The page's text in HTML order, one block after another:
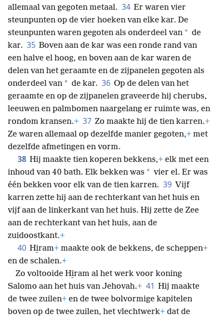
allemaal van gegoten metaal. 34 Er waren vier
steunpunten op de vier hoeken van elke kar. De
steunpunten waren gegoten als onderdeel van * de
kar. 35 Boven aan de kar was een ronde rand van
een halve el hoog, en boven aan de kar waren de
delen van het geraamte en de zijpanelen gegoten als
onderdeel van * de kar. 36 Op de delen van het
geraamte en op de zijpanelen graveerde hij cherubs,
leeuwen en palmbomen naargelang er ruimte was, en
rondom kransen.+ 37 Zo maakte hij de tien karren.+
Ze waren allemaal op dezelfde manier gegoten,+ met
dezelfde afmetingen en vorm.
38 Hij maakte tien koperen bekkens,+ elk met een
inhoud van 40 bath. Elk bekken was * vier el. Er was
één bekken voor elk van de tien karren. 39 Vijf
karren zette hij aan de rechterkant van het huis en
vijf aan de linkerkant van het huis. Hij zette de Zee
aan de rechterkant van het huis, aan de
zuidoostkant.+
40 Hi̱ram+ maakte ook de bekkens, de scheppen+
en de schalen.+
Zo voltooide Hi̱ram al het werk voor koning
Salomo aan het huis van Jehovah.+ 41 Hij maakte
de twee zuilen+ en de twee bolvormige kapitelen
boven op de twee zuilen, het vlechtwerk+ dat de